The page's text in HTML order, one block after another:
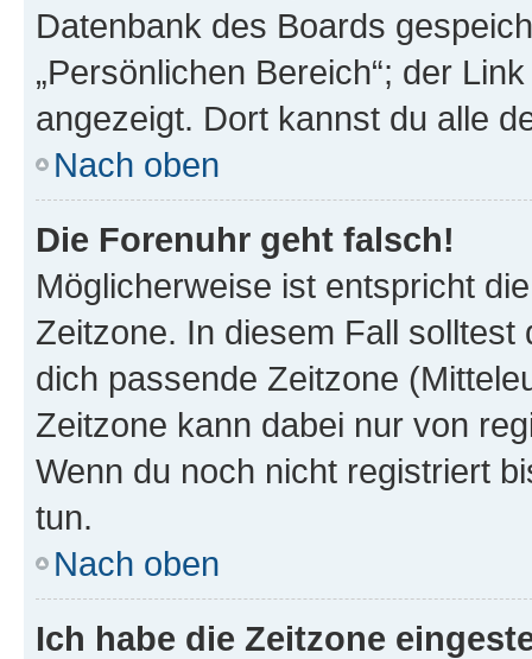
Datenbank des Boards
„Persönlichen Bereich“; der
angezeigt. Dort kannst du alle
Nach oben
Die Forenuhr geht falsch!
Möglicherweise ist entspricht
Zeitzone. In diesem Fall solltest
dich passende Zeitzone
Zeitzone kann dabei nur von
Wenn du noch nicht registriert
tun.
Nach oben
Ich habe die Zeitzone